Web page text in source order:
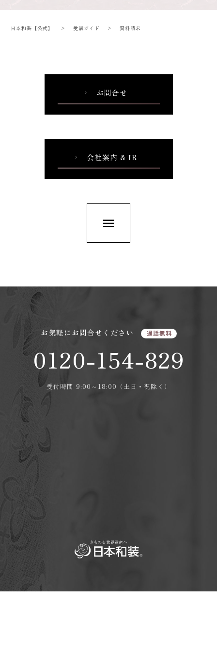
日本和装【公式】 >受講ガイド >資料請求
chevron_right お問合せ
chevron_right 会社案内 & IR
menu
お気軽にお問合せください 通話無料
0120-154-829
受付時間 9:00～18:00（土日・祝除く）